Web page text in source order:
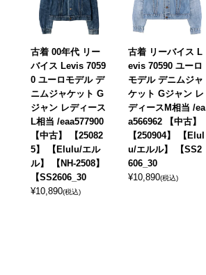
古着 00年代 リー
バイス Levis 7059
0 ユーロモデル デ
ニムジャケット G
ジャン レディース
L相当 /eaa577900
【中古】 【25082
5】 【Elulu/エル
ル】 【NH-2508】
【SS2606_30
¥10,890(税込)
古着 リーバイス L
evis 70590 ユーロ
モデル デニムジャ
ケット Gジャン レ
ディースM相当 /ea
a566962 【中古】
【250904】 【Elul
u/エルル】 【SS2
606_30
¥10,890(税込)